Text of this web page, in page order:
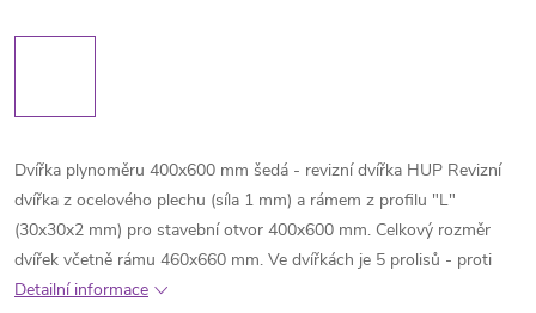
Dvířka plynoměru 400x600 mm šedá - revizní dvířka HUP Revizní
dvířka z ocelového plechu (síla 1 mm) a rámem z profilu "L"
(30x30x2 mm) pro stavební otvor 400x600 mm. Celkový rozměr
dvířek včetně rámu 460x660 mm. Ve dvířkách je 5 prolisů - proti
Detailní informace